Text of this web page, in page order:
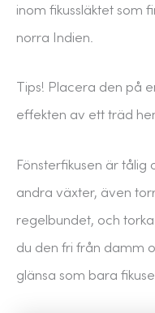
inom fikussläktet som
norra Indien.
Tips! Placera den på
effekten av ett träd
Fönsterfikusen är tålig
andra växter, även
regelbundet, och
du den fri från damm
glänsa som bara